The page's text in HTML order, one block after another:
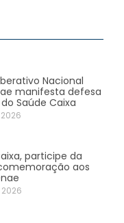
Nacional
manifesta defesa
Saúde Caixa
participe da
aos